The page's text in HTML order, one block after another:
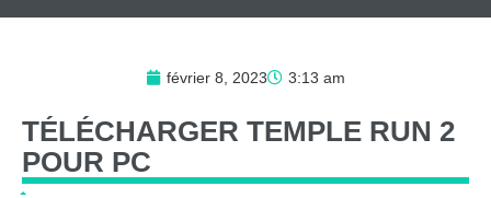
février 8, 2023 3:13 am
TÉLÉCHARGER TEMPLE RUN 2
POUR PC